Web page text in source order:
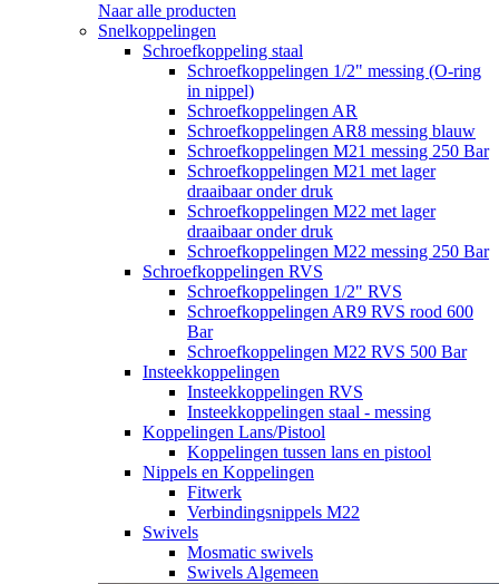
Naar alle producten
Snelkoppelingen
Schroefkoppeling staal
Schroefkoppelingen 1/2" messing (O-ring
in nippel)
Schroefkoppelingen AR
Schroefkoppelingen AR8 messing blauw
Schroefkoppelingen M21 messing 250 Bar
Schroefkoppelingen M21 met lager
draaibaar onder druk
Schroefkoppelingen M22 met lager
draaibaar onder druk
Schroefkoppelingen M22 messing 250 Bar
Schroefkoppelingen RVS
Schroefkoppelingen 1/2" RVS
Schroefkoppelingen AR9 RVS rood 600
Bar
Schroefkoppelingen M22 RVS 500 Bar
Insteekkoppelingen
Insteekkoppelingen RVS
Insteekkoppelingen staal - messing
Koppelingen Lans/Pistool
Koppelingen tussen lans en pistool
Nippels en Koppelingen
Fitwerk
Verbindingsnippels M22
Swivels
Mosmatic swivels
Swivels Algemeen